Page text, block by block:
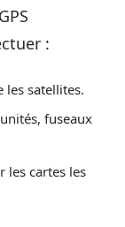
:
les satellites.
fuseaux
les cartes les